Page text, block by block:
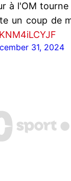
à l'OM tourne
un coup de
31, 2024